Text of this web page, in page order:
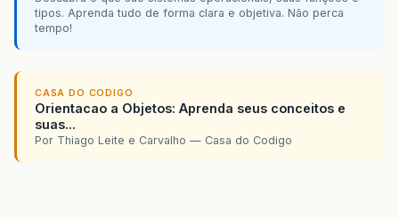
tipos. Aprenda tudo de forma clara e objetiva. Não perca
tempo!
CASA DO CODIGO
Orientacao a Objetos: Aprenda seus conceitos e
suas...
Por Thiago Leite e Carvalho — Casa do Codigo